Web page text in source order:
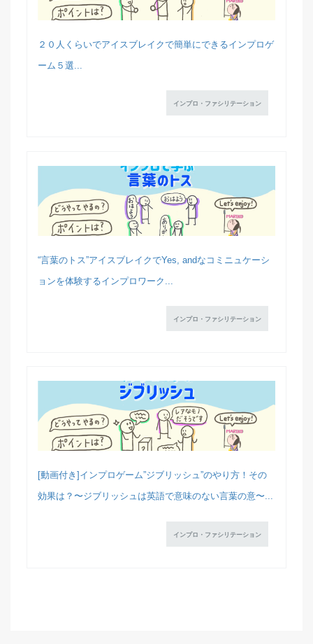
２０人くらいでアイスブレイクで簡単にできるインプロゲ
ーム５選...
インプロ・ファシリテーション
“言葉のトス”アイスブレイクでYes, andなコミニュケーシ
ョンを体験するインプロワーク...
インプロ・ファシリテーション
[動画付き]インプロゲーム”ジブリッシュ”のやり方！その
効果は？〜ジブリッシュは英語で意味のない言葉の意〜...
インプロ・ファシリテーション